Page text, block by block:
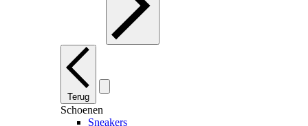
Terug
Schoenen
Sneakers